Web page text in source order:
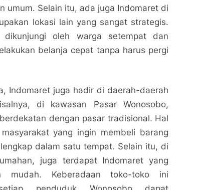
umum. Selain itu, ada juga Indomaret di
lokasi lain yang sangat strategis.
oleh warga setempat dan
belanja cepat tanpa harus pergi
Indomaret juga hadir di daerah-daerah
di kawasan Pasar Wonosobo,
dengan pasar tradisional. Hal
yang ingin membeli barang
dalam satu tempat. Selain itu, di
juga terdapat Indomaret yang
mudah. Keberadaan toko-toko ini